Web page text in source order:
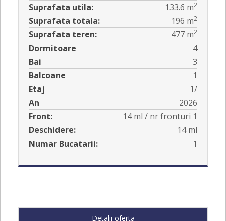
Suprafata utila:
133.6 m2
Suprafata totala: 196 m2
Suprafata teren: 477 m2
Dormitoare
4
Bai
3
Balcoane
1
Etaj
1/
An
2026
Front:
14 ml / nr fronturi 1
Deschidere:
14 ml
Numar Bucatarii:
1
Detalii oferta